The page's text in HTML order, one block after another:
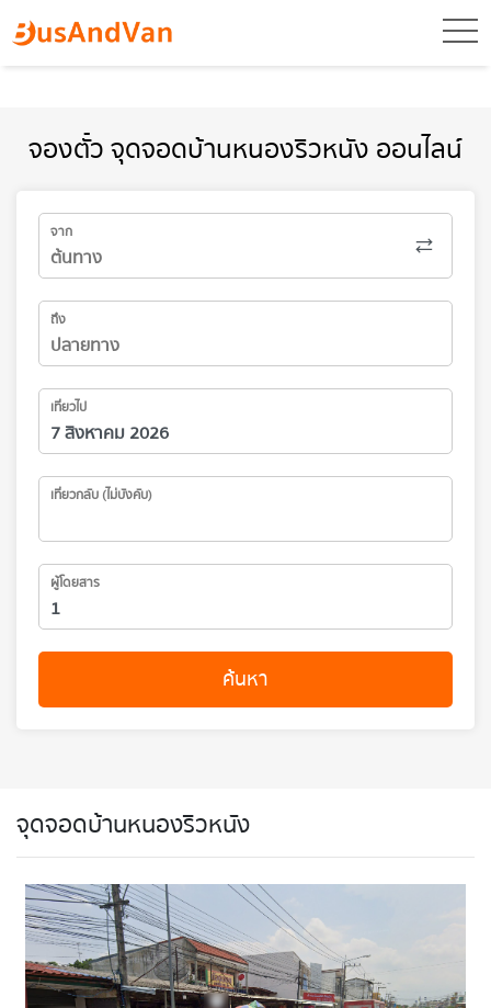
จองตั๋ว จุดจอดบ้านหนองริวหนัง ออนไลน์
จาก
ถึง
เที่ยวไป
เที่ยวกลับ (ไม่บังคับ)
ผู้โดยสาร
ค้นหา
จุดจอดบ้านหนองริวหนัง